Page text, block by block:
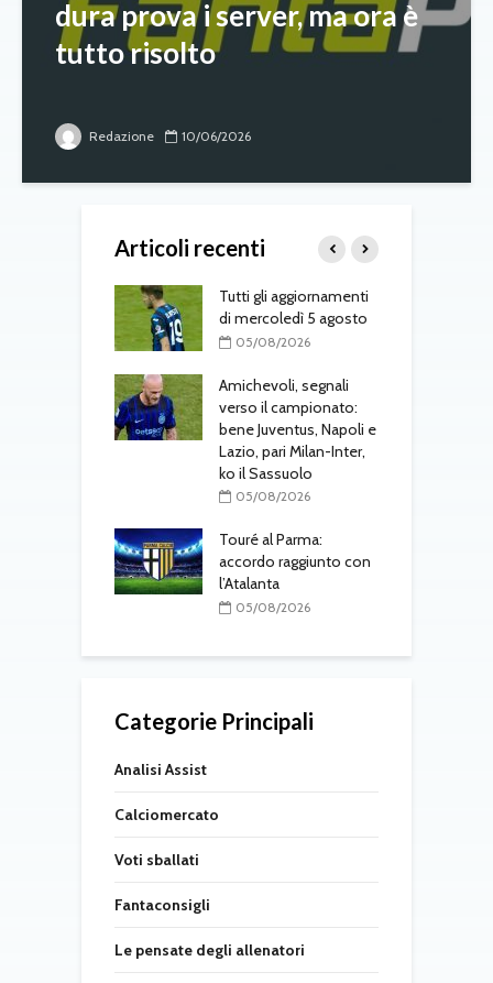
dura prova i server, ma ora è
tutto risolto
Redazione 10/06/2026
Articoli recenti
Tutti gli aggiornamenti
di mercoledì 5 agosto
05/08/2026
Amichevoli, segnali
verso il campionato:
bene Juventus, Napoli e
Lazio, pari Milan-Inter,
ko il Sassuolo
05/08/2026
Touré al Parma:
accordo raggiunto con
l’Atalanta
05/08/2026
Categorie Principali
Analisi Assist
Calciomercato
Voti sballati
Fantaconsigli
Le pensate degli allenatori